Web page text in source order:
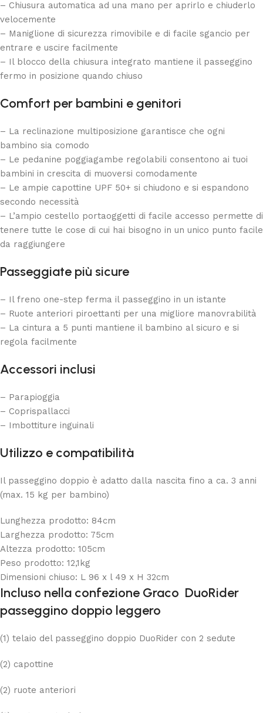
– Chiusura automatica ad una mano per aprirlo e chiuderlo
velocemente
– Maniglione di sicurezza rimovibile e di facile sgancio per
entrare e uscire facilmente
– Il blocco della chiusura integrato mantiene il passeggino
fermo in posizione quando chiuso
Comfort per bambini e genitori
– La reclinazione multiposizione garantisce che ogni
bambino sia comodo
– Le pedanine poggiagambe regolabili consentono ai tuoi
bambini in crescita di muoversi comodamente
– Le ampie capottine UPF 50+ si chiudono e si espandono
secondo necessità
– L’ampio cestello portaoggetti di facile accesso permette di
tenere tutte le cose di cui hai bisogno in un unico punto facile
da raggiungere
Passeggiate più sicure
– Il freno one-step ferma il passeggino in un istante
– Ruote anteriori piroettanti per una migliore manovrabilità
– La cintura a 5 punti mantiene il bambino al sicuro e si
regola facilmente
Accessori inclusi
– Parapioggia
– Coprispallacci
– Imbottiture inguinali
Utilizzo e compatibilità
Il passeggino doppio è adatto dalla nascita fino a ca. 3 anni
(max. 15 kg per bambino)
Lunghezza prodotto: 84cm
Larghezza prodotto: 75cm
Altezza prodotto: 105cm
Peso prodotto: 12,1kg
Dimensioni chiuso: L 96 x l 49 x H 32cm
Incluso nella confezione Graco DuoRider
passeggino doppio leggero
(1) telaio del passeggino doppio DuoRider con 2 sedute
(2) capottine
(2) ruote anteriori